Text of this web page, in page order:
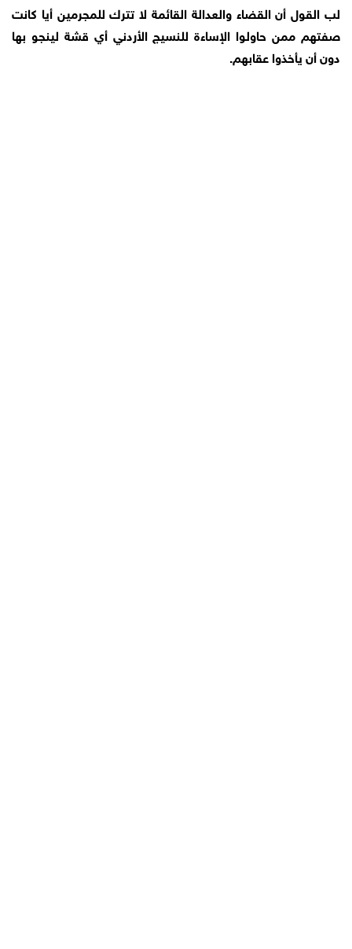
لب القول أن القضاء والعدالة القائمة لا تترك للمجرمين أيا كانت
صفتهم ممن حاولوا الإساءة للنسيج الأردني أي قشة لينجو بها
دون أن يأخذوا عقابهم.